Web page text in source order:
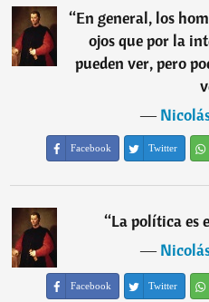
“En general, los
ojos que por la
pueden ver, pero
―
Facebook Twitter
“La política es
―
Facebook Twitter